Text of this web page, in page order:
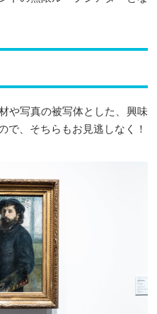
や写真の被写体とした、興味
で、そちらもお見逃しなく！